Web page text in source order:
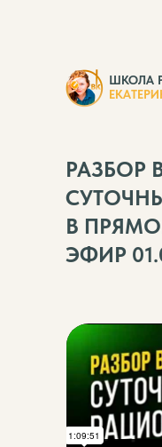
РАЗБОР
В
ЭФИР
ШКОЛА